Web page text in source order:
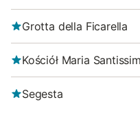
Grotta della Ficarella
Kościół Maria
Segesta